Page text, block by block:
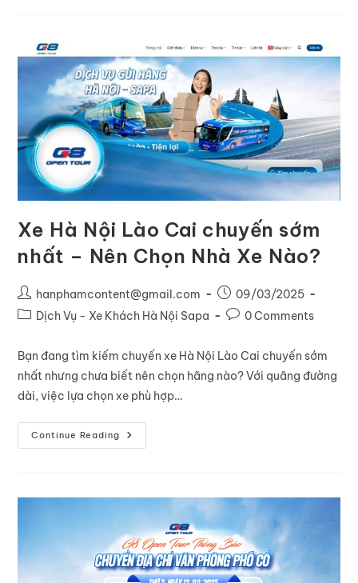
Xe Hà Nội Lào Cai chuyến sớm
nhất – Nên Chọn Nhà Xe Nào?
hanphamcontent@gmail.com
09/03/2025
Dịch Vụ - Xe Khách Hà Nội Sapa
0 Comments
Bạn đang tìm kiếm chuyến xe Hà Nội Lào Cai chuyến sớm
nhất nhưng chưa biết nên chọn hãng nào? Với quãng đường
dài, việc lựa chọn xe phù hợp…
Continue Reading